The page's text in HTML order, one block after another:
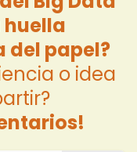
huella
del papel?
o idea